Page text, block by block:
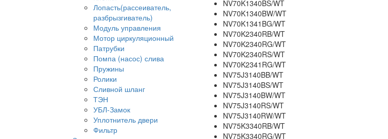
Лопасть(рассеиватель,
разбрызгиватель)
Модуль управления
Мотор циркуляционный
Патрубки
Помпа (насос) слива
Пружины
Ролики
Сливной шланг
ТЭН
УБЛ-Замок
Уплотнитель двери
Фильтр
NV70K1340BS/WT
NV70K1340BW/WT
NV70K1341BG/WT
NV70K2340RB/WT
NV70K2340RG/WT
NV70K2340RS/WT
NV70K2341RG/WT
NV75J3140BB/WT
NV75J3140BS/WT
NV75J3140BW/WT
NV75J3140RS/WT
NV75J3140RW/WT
NV75K3340RB/WT
NV75K3340RG/WT